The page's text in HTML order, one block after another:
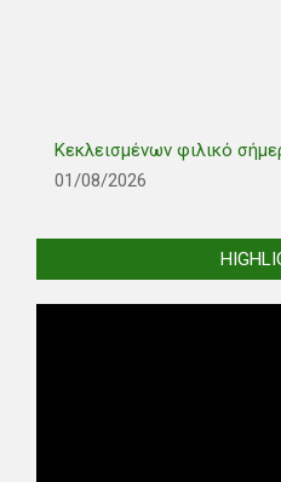
Κεκλεισμένων φιλικό
01/08/2026